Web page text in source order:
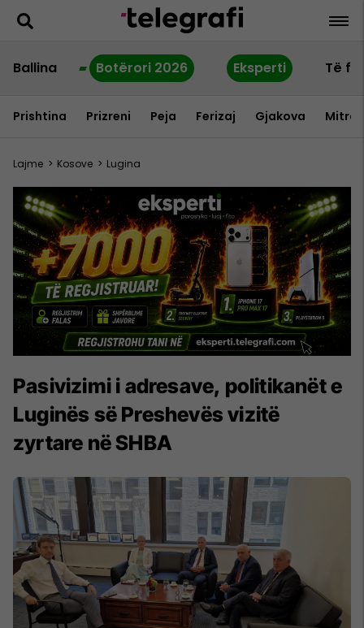
Ballina Botërori 2026 Eksperti Të
Prishtina Prizreni Peja Ferizaj Gjakova
Lajme > Kosove > Lugina
Pasivizimi i adresave, politikanët e
Luginës së Preshevës vizitë
zyrtare në SHBA